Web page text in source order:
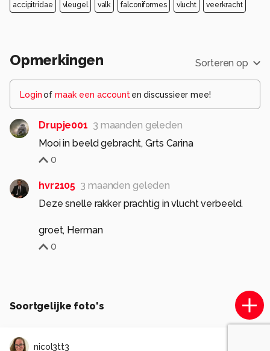
accipitridae vleugel valk falconiformes vlucht veerkracht
Opmerkingen Sorteren op
Loginof maak een account en discussieer mee!
Drupje001 3 maanden geleden
Mooi in beeld gebracht, Grts Carina
0
hvr2105 3 maanden geleden
Deze snelle rakker prachtig in vlucht verbeeld.
groet, Herman
0
Soortgelijke foto's
nicol3tt3